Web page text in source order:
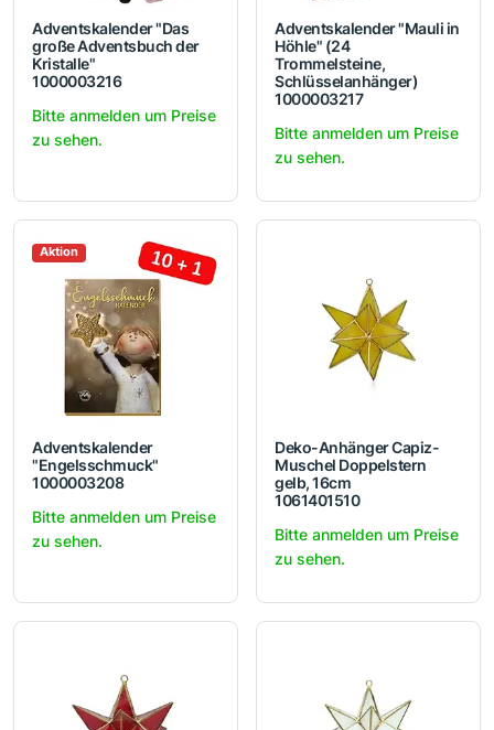
Adventskalender "Das
große Adventsbuch der
Kristalle"
1000003216
Bitte anmelden um Preise
zu sehen.
Adventskalender "Mauli in
Höhle" (24
Trommelsteine,
Schlüsselanhänger)
1000003217
Bitte anmelden um Preise
zu sehen.
Aktion
Adventskalender
"Engelsschmuck"
1000003208
Bitte anmelden um Preise
zu sehen.
Deko-Anhänger Capiz-
Muschel Doppelstern
gelb, 16cm
1061401510
Bitte anmelden um Preise
zu sehen.